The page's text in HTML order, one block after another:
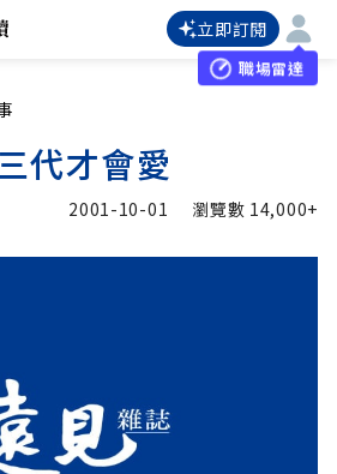
立即訂閱
職場雷達
代才會愛
2001-10-01 瀏覽數 14,000+